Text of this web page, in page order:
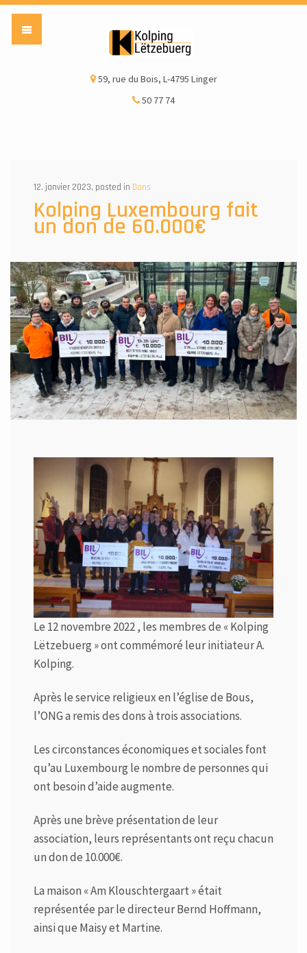
59, rue du Bois, L-4795 Linger
50 77 74
12. janvier 2023, posted in Dons
Kolping Luxembourg fait
un don de 60.000€
Le 12 novembre 2022 , les membres de « Kolping
Lëtzebuerg » ont commémoré leur initiateur A.
Kolping.
Après le service religieux en l’église de Bous,
l’ONG a remis des dons à trois associations.
Les circonstances économiques et sociales font
qu’au Luxembourg le nombre de personnes qui
ont besoin d’aide augmente.
Après une brève présentation de leur
association, leurs représentants ont reçu chacun
un don de 10.000€.
La maison « Am Klouschtergaart » était
représentée par le directeur Bernd Hoffmann,
ainsi que Maisy et Martine.